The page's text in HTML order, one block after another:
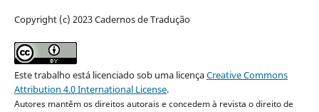
Copyright (c) 2023 Cadernos de Tradução
Este trabalho está licenciado sob uma licençaCreative Commons
Attribution 4.0 International License.
Autores mantêm os direitos autorais e concedem à revista o direito de